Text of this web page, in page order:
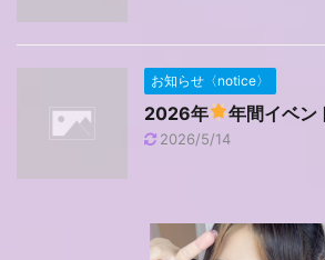
お知らせ〈notice〉
2026年 年間イベン
2026/5/14